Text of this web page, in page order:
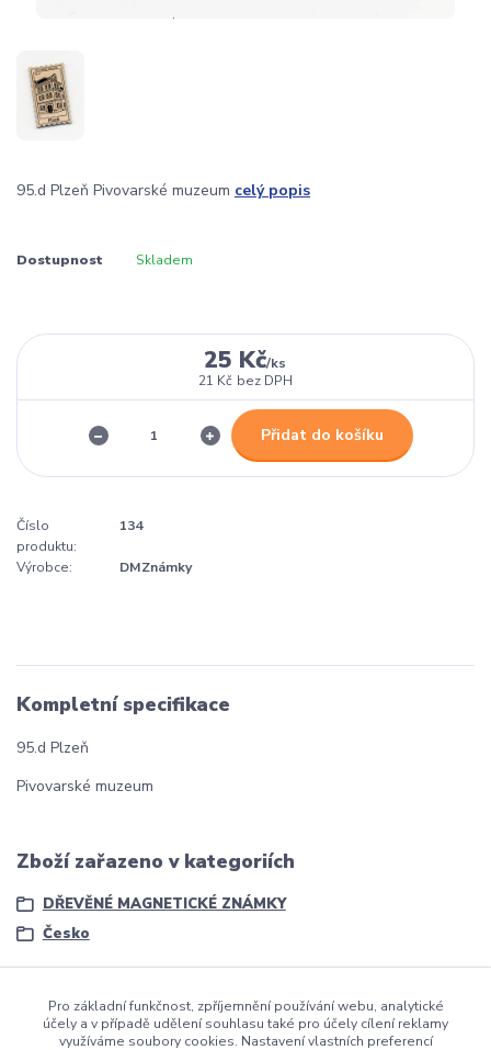
95.d Plzeň Pivovarské muzeum celý popis
Dostupnost Skladem
25 Kč/ks
21 Kč bez DPH
Přidat do košíku
Číslo
produktu:
134
Výrobce: DMZnámky
Kompletní specifikace
95.d Plzeň
Pivovarské muzeum
Zboží zařazeno v kategoriích
DŘEVĚNÉ MAGNETICKÉ ZNÁMKY
Česko
Pro základní funkčnost, zpříjemnění používání webu, analytické
účely a v případě udělení souhlasu také pro účely cílení reklamy
využíváme soubory cookies. Nastavení vlastních preferencí